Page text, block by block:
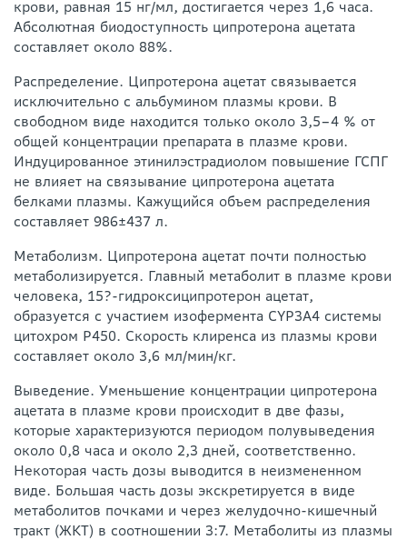
крови, равная 15 нг/мл, достигается через 1,6 часа.
Абсолютная биодоступность ципротерона ацетата
составляет около 88%.
Распределение. Ципротерона ацетат связывается
исключительно с альбумином плазмы крови. В
свободном виде находится только около 3,5–4 % от
общей концентрации препарата в плазме крови.
Индуцированное этинилэстрадиолом повышение ГСПГ
не влияет на связывание ципротерона ацетата
белками плазмы. Кажущийся объем распределения
составляет 986±437 л.
Метаболизм. Ципротерона ацетат почти полностью
метаболизируется. Главный метаболит в плазме крови
человека, 15?-гидроксиципротерон ацетат,
образуется с участием изофермента CYP3A4 системы
цитохром P450. Скорость клиренса из плазмы крови
составляет около 3,6 мл/мин/кг.
Выведение. Уменьшение концентрации ципротерона
ацетата в плазме крови происходит в две фазы,
которые характеризуются периодом полувыведения
около 0,8 часа и около 2,3 дней, соответственно.
Некоторая часть дозы выводится в неизмененном
виде. Большая часть дозы экскретируется в виде
метаболитов почками и через желудочно-кишечный
тракт (ЖКТ) в соотношении 3:7. Метаболиты из плазмы